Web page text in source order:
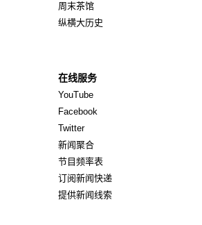
周末茶馆
纵横大历史
在线服务
YouTube
Facebook
TwitterOpens in new window
新闻聚合
节目频率表
订阅新闻快递
提供新闻线索